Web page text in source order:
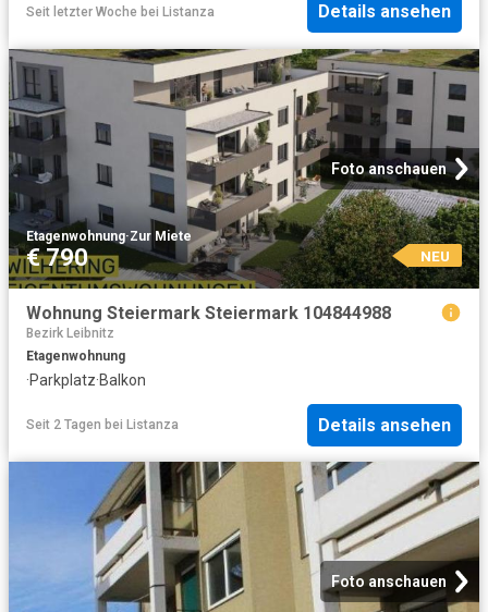
Seit letzter Woche bei Listanza Details ansehen
Foto anschauen
Etagenwohnung·Zur Miete
€ 790 NEU
Wohnung Steiermark Steiermark 104844988
Bezirk Leibnitz
Etagenwohnung
·Parkplatz·Balkon
Seit 2 Tagen bei Listanza Details ansehen
Foto anschauen